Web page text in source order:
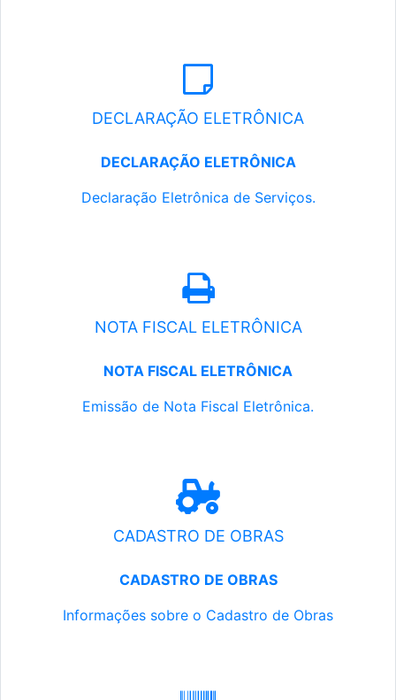
DECLARAÇÃO ELETRÔNICA
DECLARAÇÃO ELETRÔNICA
Declaração Eletrônica de Serviços.
NOTA FISCAL ELETRÔNICA
NOTA FISCAL ELETRÔNICA
Emissão de Nota Fiscal Eletrônica.
CADASTRO DE OBRAS
CADASTRO DE OBRAS
Informações sobre o Cadastro de Obras